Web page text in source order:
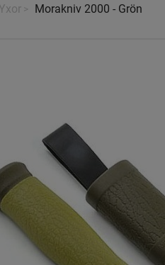
> Morakniv 2000 - Grön